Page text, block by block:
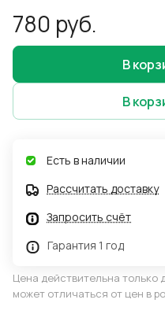
780 руб.
В
В
Есть в наличии
Рассчитать доставку
Запросить счёт
Гарантия 1 год
Цена действительна только
может отличаться от цен в